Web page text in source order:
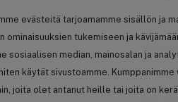
evästeitä tarjoamamme sisällön ja
ominaisuuksien tukemiseen ja
sosiaalisen median, mainosalan ja
käytät sivustoamme.
joita olet antanut heille tai joita on
Iconic
Natural